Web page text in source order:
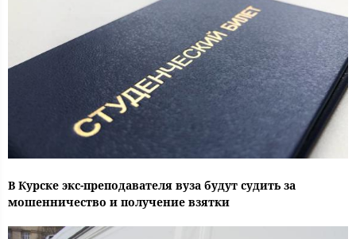
В Курске экс-преподавателя вуза будут судить за
мошенничество и получение взятки